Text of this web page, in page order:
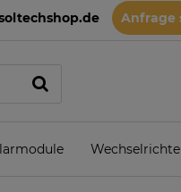
Anfrage